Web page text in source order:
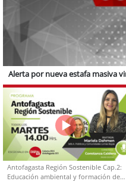
Alerta por nueva estafa masiva
Antofagasta Región Sostenible Cap.2:
Educación ambiental y formación de